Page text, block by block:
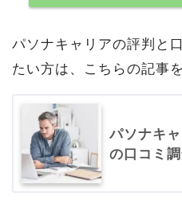
パソナキャリアの評判と
たい方は、こちらの記事
パソナキ
の口コミ